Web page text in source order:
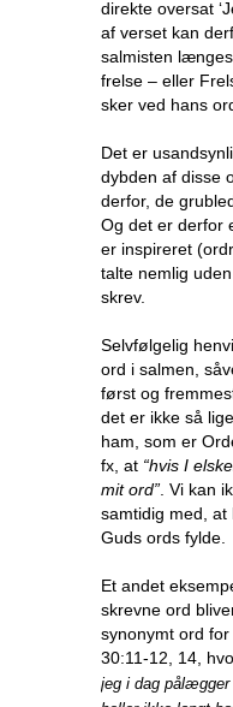
direkte oversat
af verset kan
salmisten
frelse – eller
sker ved hans
Det er
dybden af disse
derfor, de
Og det er derfor
er inspireret
talte nemlig
skrev.
Selvfølgelig
ord i salmen,
først og
det er ikke så
ham, som er
fx, at “hvis I
mit ord” . Vi kan
samtidig med, at
Guds ords fylde.
Et andet
skrevne ord
synonymt ord
30:11-12, 14,
jeg i dag